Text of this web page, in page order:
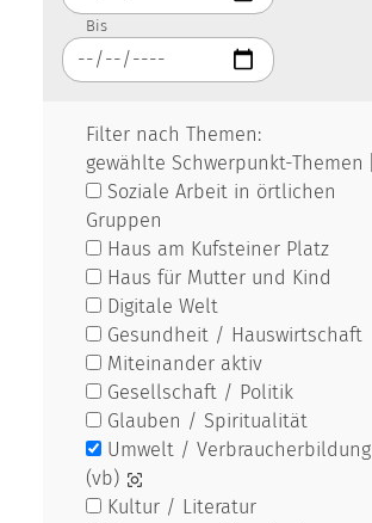
Bis
Filter nach Themen:
gewählte Schwerpunkt-Themen [
Soziale Arbeit in örtlichen
Gruppen
Haus am Kufsteiner Platz
Haus für Mutter und Kind
Digitale Welt
Gesundheit / Hauswirtschaft
Miteinander aktiv
Gesellschaft / Politik
Glauben / Spiritualität
Umwelt / Verbraucherbildung
(vb)
Kultur / Literatur